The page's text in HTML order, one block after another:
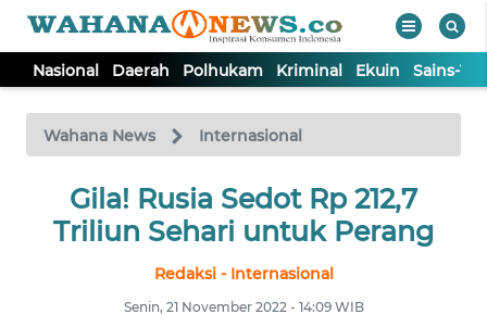
Nasional Daerah Polhukam Kriminal Ekuin Sains-
Wahana News Internasional
Gila! Rusia Sedot Rp 212,7
Triliun Sehari untuk Perang
Redaksi - Internasional
Senin, 21 November 2022 - 14:09 WIB
TV
Tutup
NASIONAL